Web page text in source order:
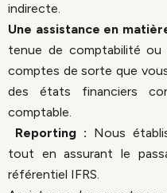
indirecte.
Une assistance en
tenue de comptabilité ou
comptes de sorte que
des états financiers
comptable.
Reporting : Nous
tout en assurant le
référentiel IFRS.